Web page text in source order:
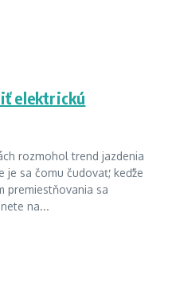
elektrickú
rozmohol trend jazdenia
je sa čomu čudovať, keďže
premiestňovania sa
na...